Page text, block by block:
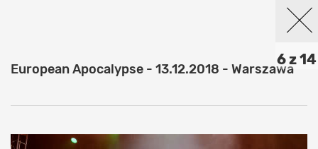
6 z 14
European Apocalypse - 13.12.2018 - Warszawa